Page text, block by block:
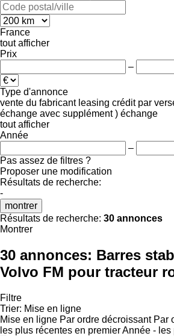
France
tout afficher
Prix
–
Type d'annonce
vente du fabricant leasing crédit par
échange avec supplément ) échange
tout afficher
Année
–
Pas assez de filtres ?
Proposer une modification
Résultats de recherche:
-
montrer
Résultats de recherche: 30 annonces
Montrer
30 annonces: Barres
Volvo FM pour tracteur
Filtre
Trier: Mise en ligne
Mise en ligne Par ordre décroissant Par
les plus récentes en premierAnnée - les